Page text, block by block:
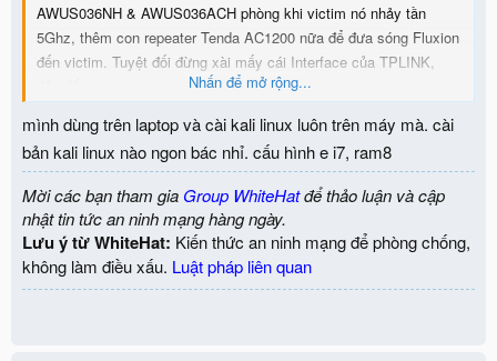
AWUS036NH & AWUS036ACH phòng khi victim nó nhảy tần
5Ghz, thêm con repeater Tenda AC1200 nữa để đưa sóng Fluxion
đến victim. Tuyệt đối đừng xài mấy cái Interface của TPLINK,
Nhấn để mở rộng...
mình dùng trên laptop và cài kali linux luôn trên máy mà. cài
bản kali linux nào ngon bác nhỉ. cấu hình e i7, ram8
Mời các bạn tham gia Group WhiteHatđể thảo luận và cập
nhật tin tức an ninh mạng hàng ngày.
Lưu ý từ WhiteHat: Kiến thức an ninh mạng để phòng chống,
không làm điều xấu. Luật pháp liên quan